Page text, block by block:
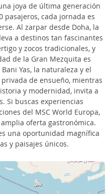
joya de última generación
pasajeros, cada jornada es
Al zarpar desde Doha, la
a destinos tan fascinantes
y zocos tradicionales, y
de la Gran Mezquita es
Yas, la naturaleza y el
de ensueño, mientras
y modernidad, invita a
Si buscas experiencias
del MSC World Europa,
oferta gastronómica.
una oportunidad magnífica
y paisajes únicos.